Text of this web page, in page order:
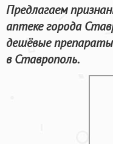
Предлагаем
аптеке города
дешёвые
в Ставрополь.